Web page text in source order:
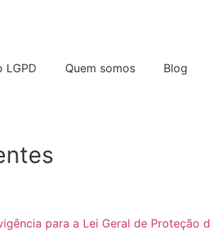
LGPD Quem somos Blog
para a Lei Geral de Proteção